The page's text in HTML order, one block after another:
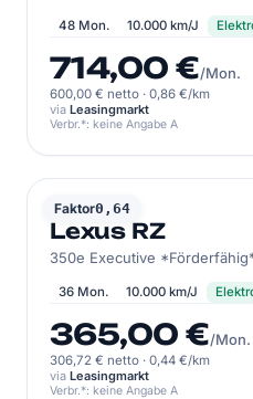
48 Mon. 10.000 km/J
714,00 €/Mon.
600,00 € netto · 0,86 €/km
via Leasingmarkt
Verbr.*: keine Angabe A
Faktor0,64
LEXUS
Lexus RZ
350e Executive
36 Mon. 10.000 km/J
365,00 €/Mon.
306,72 € netto · 0,44 €/km
via Leasingmarkt
Verbr.*: keine Angabe A